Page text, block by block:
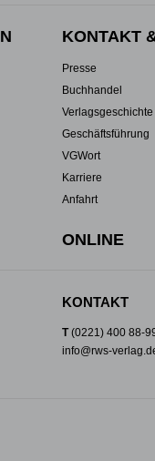
KONTAKT
Presse
Buchhandel
Verlagsgeschichte
Geschäftsführung
VGWort
Karriere
Anfahrt
ONLINE
KONTAKT
T(0221) 400 88-
info@rws-